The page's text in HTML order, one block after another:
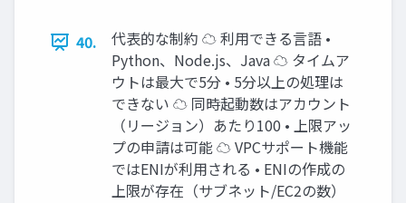
40.
代表的な制約 ☁ 利用できる言語 •
Python、Node.js、Java ☁ タイムア
ウトは最大で5分 • 5分以上の処理は
できない ☁ 同時起動数はアカウント
（リージョン）あたり100 • 上限アッ
プの申請は可能 ☁ VPCサポート機能
ではENIが利用される • ENIの作成の
上限が存在（サブネット/EC2の数）